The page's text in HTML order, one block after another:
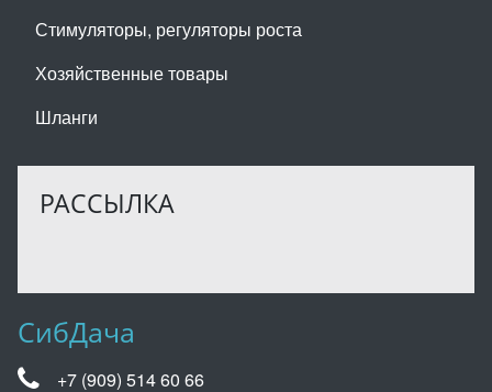
Стимуляторы, регуляторы роста
Хозяйственные товары
Шланги
РАССЫЛКА
СибДача
+7 (909) 514 60 66